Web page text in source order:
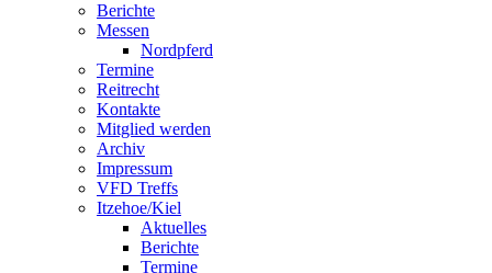
Berichte
Messen
Nordpferd
Termine
Reitrecht
Kontakte
Mitglied werden
Archiv
Impressum
VFD Treffs
Itzehoe/Kiel
Aktuelles
Berichte
Termine